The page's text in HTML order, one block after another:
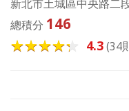
新北市土城區中央路二
總積分 146
4.3(34